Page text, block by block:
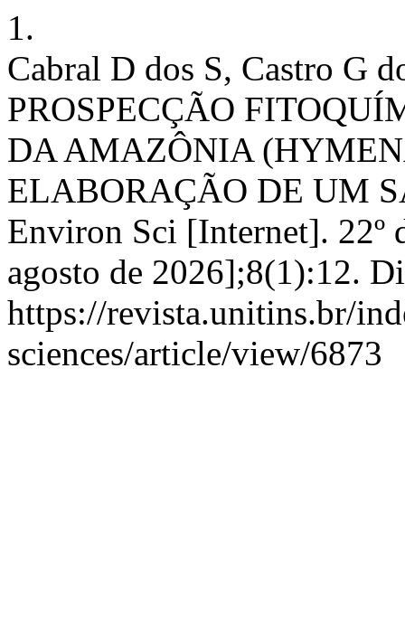
1.
Cabral D dos S, Castro G
PROSPECÇÃO
DA AMAZÔNIA
ELABORAÇÃO DE UM
Environ Sci [Internet]. 22º
agosto de 2026];8(1):12.
https://revista.unitins.br/
sciences/article/view/6873